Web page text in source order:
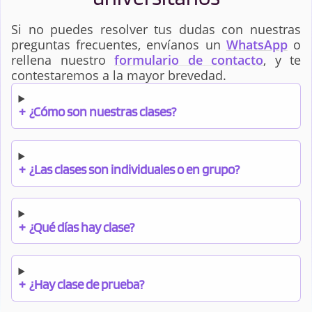
Energía
Energía + Ingeniería
Ambiental
Materiales
Ingeniería de
Tecnologías
Industriales
Ingeniería del
Software
Ingeniería Electrónica
Industrial y
Ingeniería en
Organización
Si no puedes resolver tus dudas con nuestras
preguntas frecuentes, envíanos un WhatsAppo
rellena nuestro formulario de contacto, y te
contestaremos a la mayor brevedad.
+ ¿Cómo son nuestras clases?
+ ¿Las clases son individuales o en grupo?
+ ¿Qué días hay clase?
+ ¿Hay clase de prueba?